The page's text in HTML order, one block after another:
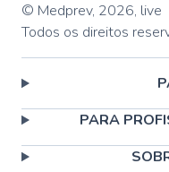
© Medprev, 2026, live
Todos os direitos
PARA